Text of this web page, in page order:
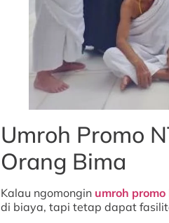
Umroh Promo
Orang Bima
Kalau ngomongin umroh promo
di biaya, tapi tetap dapat